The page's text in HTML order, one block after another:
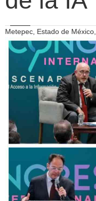
Metepec, Estado de